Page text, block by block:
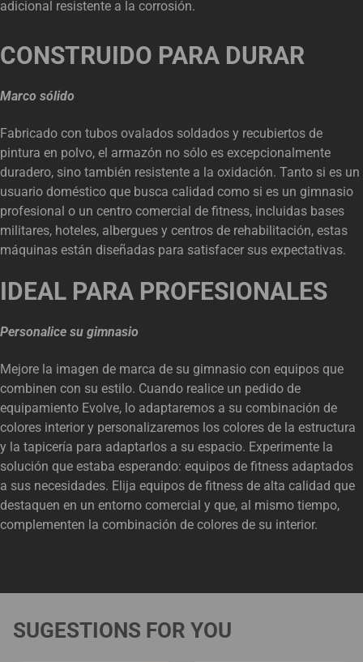
adicional resistente a la corrosión.
CONSTRUIDO PARA DURAR
Marco sólido
Fabricado con tubos ovalados soldados y recubiertos de
pintura en polvo, el armazón no sólo es excepcionalmente
duradero, sino también resistente a la oxidación. Tanto si es un
usuario doméstico que busca calidad como si es un gimnasio
profesional o un centro comercial de fitness, incluidas bases
militares, hoteles, albergues y centros de rehabilitación, estas
máquinas están diseñadas para satisfacer sus expectativas.
IDEAL PARA PROFESIONALES
Personalice su gimnasio
Mejore la imagen de marca de su gimnasio con equipos que
combinen con su estilo. Cuando realice un pedido de
equipamiento Evolve, lo adaptaremos a su combinación de
colores interior y personalizaremos los colores de la estructura
y la tapicería para adaptarlos a su espacio. Experimente la
solución que estaba esperando: equipos de fitness adaptados
a sus necesidades. Elija equipos de fitness de alta calidad que
destaquen en un entorno comercial y que, al mismo tiempo,
complementen la combinación de colores de su interior.
SUGESTIONS FOR YOU